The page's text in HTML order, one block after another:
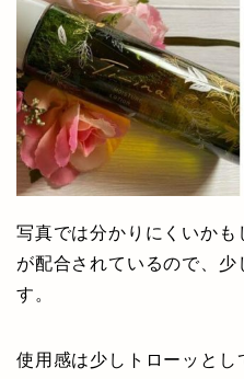
写真では分かりにくいかも
が配合されているので、少
す。
使用感は少しトローッとし